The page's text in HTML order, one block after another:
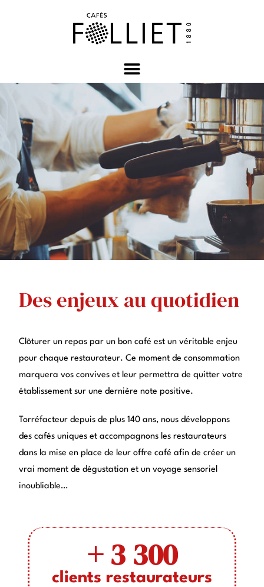
Des enjeux au quotidien
Clôturer un repas par un bon café est un véritable enjeu
pour chaque restaurateur. Ce moment de consommation
marquera vos convives et leur permettra de quitter votre
établissement sur une dernière note positive.
Torréfacteur depuis de plus 140 ans, nous développons
des cafés uniques et accompagnons les restaurateurs
dans la mise en place de leur offre café afin de créer un
vrai moment de dégustation et un voyage sensoriel
inoubliable…
clients restaurateurs
+ 3 300